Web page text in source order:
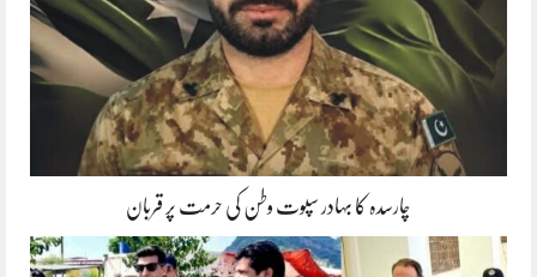
چارسدہ کا بہادر سپوت وطن کی حرمت پر قربان